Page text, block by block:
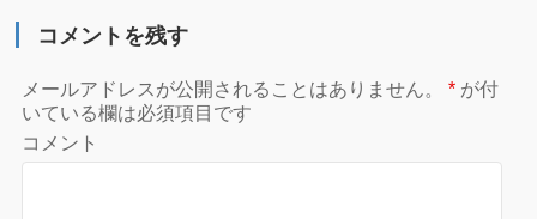
コメントを残す
メールアドレスが公開されることはありません。 * が付
いている欄は必須項目です
コメント